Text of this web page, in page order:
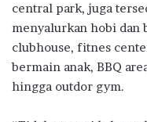
central park, juga
menyalurkan hobi dan
clubhouse, fitnes
bermain anak, BBQ
hingga outdor gym.